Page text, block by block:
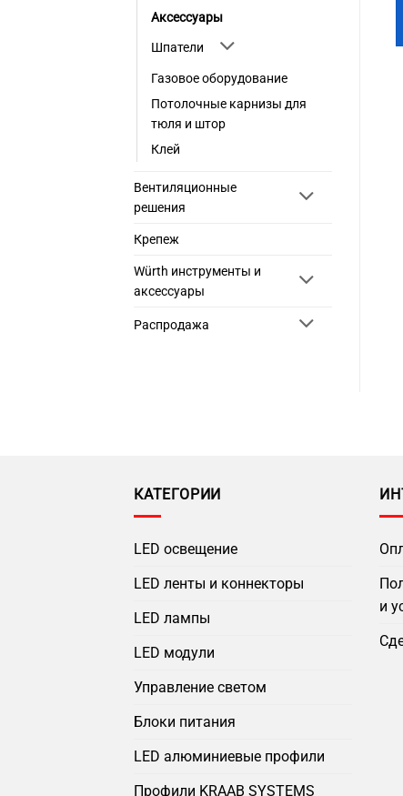
Аксессуары
Шпатели
Газовое оборудование
Потолочные карнизы для
тюля и штор
Клей
Вентиляционные
решения
Крепеж
Würth инструменты и
аксессуары
Распродажа
КАТЕГОРИИ
LED освещение
LED ленты и коннекторы
LED лампы
LED модули
Управление светом
Блоки питания
LED алюминиевые профили
Профили KRAAB SYSTEMS
и